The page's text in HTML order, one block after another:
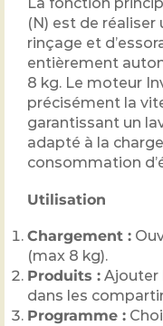
(N) est de
rinçage et
entièrement
8 kg. Le moteur
précisément la
garantissant un
adapté à la
consommation
Utilisation
Chargement :
(max 8 kg).
Produits : Ajouter
dans les
Programme :